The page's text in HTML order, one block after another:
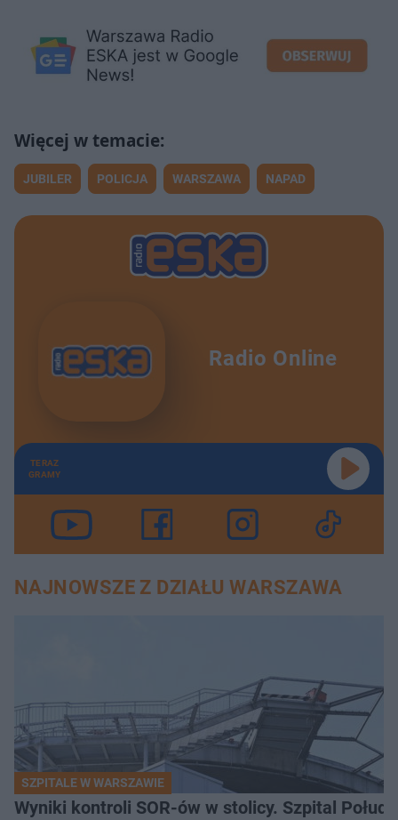
JUBILER POLICJA WARSZAWA NAPAD
Radio Online
TERAZ
GRAMY
NAJNOWSZE Z DZIAŁU WARSZAWA
SZPITALE W WARSZAWIE
Wyniki kontroli SOR-ów w stolicy. Szpital